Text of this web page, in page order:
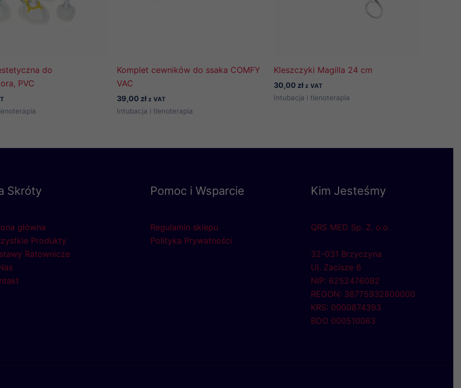
do
PVC
Komplet cewników do ssaka COMFY
VAC
39,00 zł z VAT
Intubacja i tlenoterapia
Kleszczyki Magilla 24 cm
30,00 zł z VAT
Intubacja i tlenoterapia
Skróty
główna
Produkty
Ratownicze
Pomoc i Wsparcie
Regulamin sklepu
Polityka Prywatności
Kim Jesteśmy
QRS MED Sp. Z. o.o.
32-031 Brzyczyna
Ul. Zacisze 6
NIP: 6252476082
REGON: 38775932800000
KRS: 0000874393
BDO 000510063